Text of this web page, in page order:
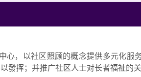
心，以社区照顾的概念提供多元化服
發挥；并推广社区人士对长者福祉的关